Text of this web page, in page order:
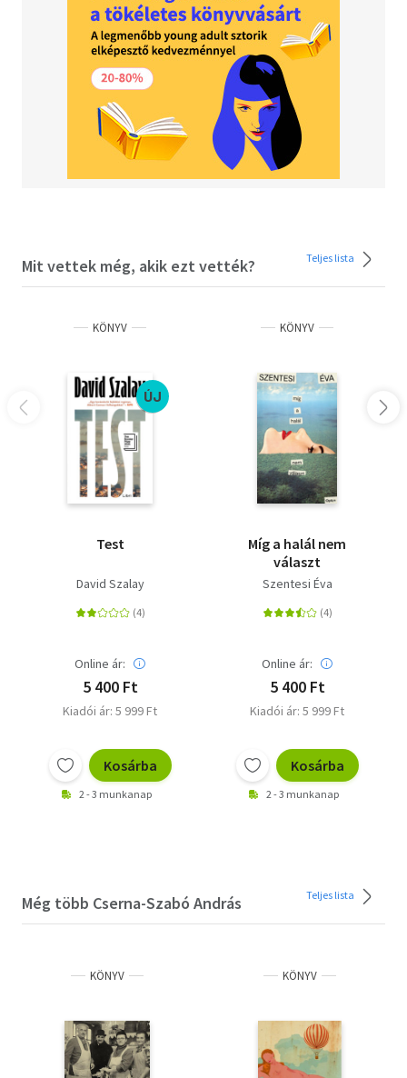
Mit vettek még, akik ezt vették? Teljes lista
KÖNYV
ÚJ
Test
David Szalay
Online ár:
5 400 Ft
Kiadói ár: 5 999 Ft
Kosárba
2 - 3 munkanap
KÖNYV
Míg a halál nem
választ
Szentesi Éva
Online ár:
5 400 Ft
Kiadói ár: 5 999 Ft
Kosárba
2 - 3 munkanap
Még több Cserna-Szabó András Teljes lista
KÖNYV KÖNYV